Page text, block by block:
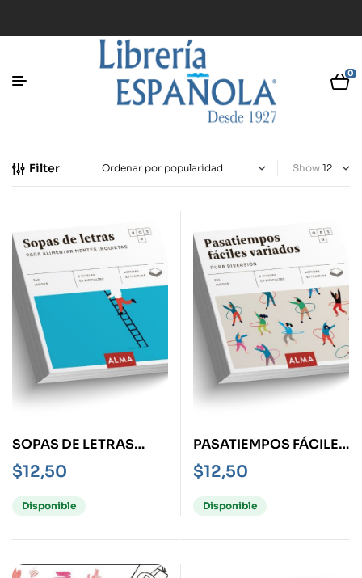
0
Filter Show
SOPAS DE LETRAS
PARA ALIMENTAR
MENTES INQUIETAS
$12,50
Disponible
PASATIEMPOS FÁCILES
VARIADOS
$12,50
Disponible